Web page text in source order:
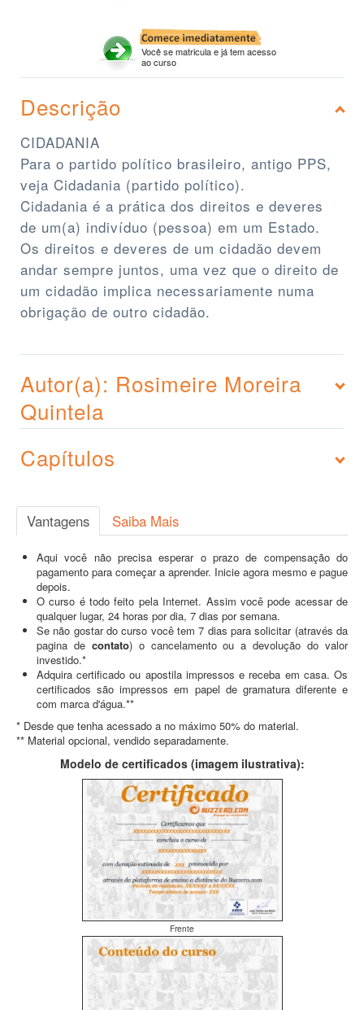
Você se matricula e já tem acesso
ao curso
Descrição
CIDADANIA
Para o partido político brasileiro, antigo PPS,
veja Cidadania (partido político).
Cidadania é a prática dos direitos e deveres
de um(a) indivíduo (pessoa) em um Estado.
Os direitos e deveres de um cidadão devem
andar sempre juntos, uma vez que o direito de
um cidadão implica necessariamente numa
obrigação de outro cidadão.
Autor(a): Rosimeire Moreira
Quintela
Capítulos
Vantagens Saiba Mais
Aqui você não precisa esperar o prazo de compensação do
pagamento para começar a aprender. Inicie agora mesmo e pague
depois.
O curso é todo feito pela Internet. Assim você pode acessar de
qualquer lugar, 24 horas por dia, 7 dias por semana.
Se não gostar do curso você tem 7 dias para solicitar (através da
pagina de contato) o cancelamento ou a devolução do valor
investido.*
Adquira certificado ou apostila impressos e receba em casa. Os
certificados são impressos em papel de gramatura diferente e
com marca d'água.**
* Desde que tenha acessado a no máximo 50% do material.
** Material opcional, vendido separadamente.
Modelo de certificados (imagem ilustrativa):
Frente